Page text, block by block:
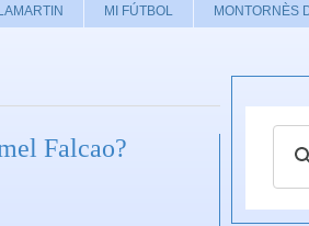
MI FÚTBOL MONTORNÈS
Falcao?